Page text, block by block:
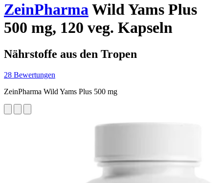
ZeinPharmaWild Yams Plus
500 mg, 120 veg. Kapseln
Nährstoffe aus den Tropen
28 Bewertungen
ZeinPharma Wild Yams Plus 500 mg